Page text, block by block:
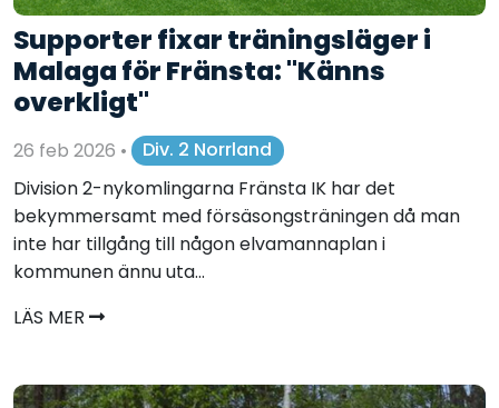
Supporter fixar träningsläger i
Malaga för Fränsta: "Känns
overkligt"
26 feb 2026 •
Div. 2 Norrland
Division 2-nykomlingarna Fränsta IK har det
bekymmersamt med försäsongsträningen då man
inte har tillgång till någon elvamannaplan i
kommunen ännu uta...
LÄS MER